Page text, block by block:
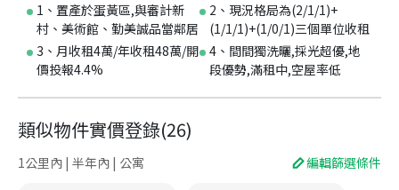
1、置產於蛋黃區,與審計新
村、美術館、勤美誠品當鄰居
2、現況格局為(2/1/1)+
(1/1/1)+(1/0/1)三個單位收租
3、月收租4萬/年收租48萬/開
價投報4.4%
4、間間獨洗曬,採光超優,地
段優勢,滿租中,空屋率低
類似物件實價登錄(26)
1公里內 | 半年內 | 公寓 編輯篩選條件